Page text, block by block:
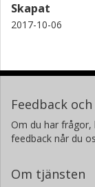
Skapat
2017-10-06
Feedback
Om du har frågor,
feedback når du
Om tjänsten